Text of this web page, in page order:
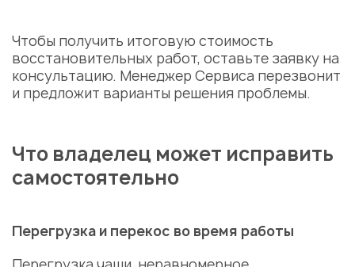
Чтобы получить итоговую стоимость
восстановительных работ, оставьте заявку на
консультацию. Менеджер Сервиса перезвонит
и предложит варианты решения проблемы.
Что владелец может исправить
самостоятельно
Перегрузка и перекос во время работы